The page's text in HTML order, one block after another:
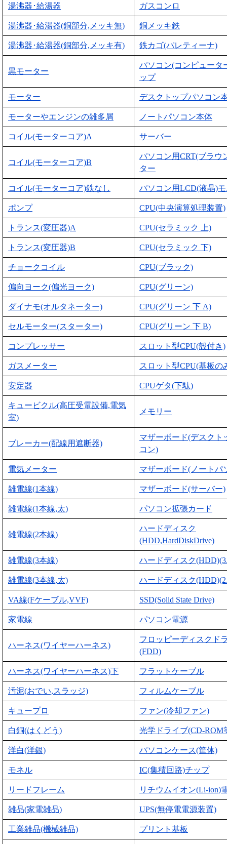
湯沸器･給湯器 ガスコンロ
湯沸器･給湯器(銅部分,メッキ無) 銅メッキ鉄
湯沸器･給湯器(銅部分,メッキ有) 鉄カゴ(パレティーナ)
黒モーター
パソコン(コンピュータ
ップ
モーター デスクトップパソコン
モーターやエンジンの雑多屑 ノートパソコン本体
コイル(モーターコア)A サーバー
コイル(モーターコア)B
パソコン用CRT(ブラウ
ター
コイル(モーターコア)鉄なし パソコン用LCD(液晶)
ポンプ CPU(中央演算処理装置)
トランス(変圧器)A CPU(セラミック 上)
トランス(変圧器)B CPU(セラミック 下)
チョークコイル CPU(ブラック)
偏向ヨーク(偏光ヨーク) CPU(グリーン)
ダイナモ(オルタネーター) CPU(グリーン 下 A)
セルモーター(スターター) CPU(グリーン 下 B)
コンプレッサー スロット型CPU(殻付き)
ガスメーター スロット型CPU(基板の
安定器 CPUゲタ(下駄)
キュービクル(高圧受電設備,電気
室)
メモリー
ブレーカー(配線用遮断器)
マザーボード(デスクト
コン)
電気メーター マザーボード(ノートパ
雑電線(1本線) マザーボード(サーバー)
雑電線(1本線,太) パソコン拡張カード
雑電線(2本線)
ハードディスク
(HDD,HardDiskDrive)
雑電線(3本線) ハードディスク
雑電線(3本線,太) ハードディスク
VA線(Fケーブル,VVF) SSD(Solid State Drive)
家電線 パソコン電源
ハーネス(ワイヤーハーネス)
フロッピーディスクド
(FDD)
ハーネス(ワイヤーハーネス)下 フラットケーブル
汚泥(おでい,スラッジ) フィルムケーブル
キュープロ ファン(冷却ファン)
白銅(はくどう) 光学ドライブ(CD-ROM
洋白(洋銀) パソコンケース(筐体)
モネル IC(集積回路)チップ
リードフレーム リチウムイオン(Li-ion)
雑品(家電雑品) UPS(無停電電源装置)
工業雑品(機械雑品) プリント基板